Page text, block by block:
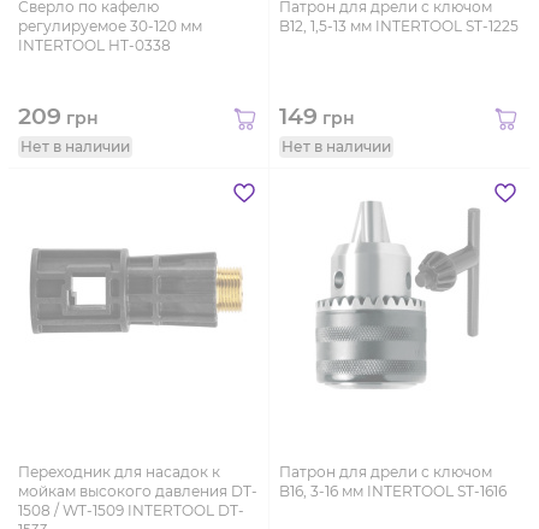
Сверло по кафелю
регулируемое 30-120 мм
INTERTOOL HT-0338
209 грн
Нет в наличии
Патрон для дрели с ключом
B12, 1,5-13 мм INTERTOOL ST-1225
149 грн
Нет в наличии
Переходник для насадок к
мойкам высокого давления DT-
1508 / WT-1509 INTERTOOL DT-
Патрон для дрели с ключом
B16, 3-16 мм INTERTOOL ST-1616